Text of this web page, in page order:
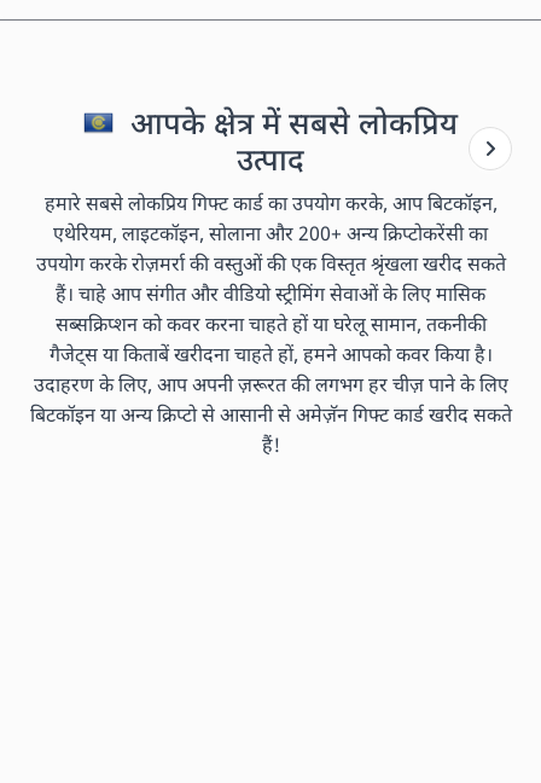
आपके क्षेत्र में सबसे लोकप्रिय
उत्पाद
हमारे सबसे लोकप्रिय गिफ्ट कार्ड का उपयोग करके, आप बिटकॉइन,
एथेरियम, लाइटकॉइन, सोलाना और 200+ अन्य क्रिप्टोकरेंसी का
उपयोग करके रोज़मर्रा की वस्तुओं की एक विस्तृत श्रृंखला खरीद सकते
हैं। चाहे आप संगीत और वीडियो स्ट्रीमिंग सेवाओं के लिए मासिक
सब्सक्रिप्शन को कवर करना चाहते हों या घरेलू सामान, तकनीकी
गैजेट्स या किताबें खरीदना चाहते हों, हमने आपको कवर किया है।
उदाहरण के लिए, आप अपनी ज़रूरत की लगभग हर चीज़ पाने के लिए
बिटकॉइन या अन्य क्रिप्टो से आसानी से अमेज़ॅन गिफ्ट कार्ड खरीद सकते
हैं!